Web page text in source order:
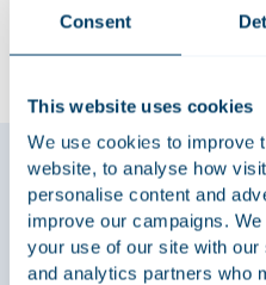
Consent
This website uses cookies
We use cookies to improve
website, to analyse how
personalise content and
improve our campaigns.
your use of our site with
and analytics partners who
multidisciplinair Private
Recent
work
Advised Torqx Capital
shareholders on the sale of